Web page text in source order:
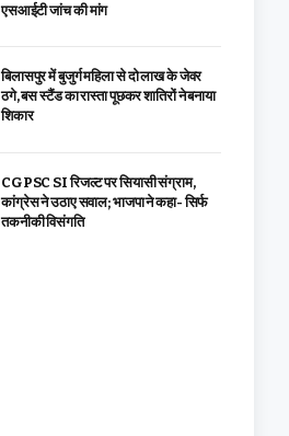
एसआईटी जांच की मांग
बिलासपुर में बुजुर्ग महिला से दो लाख के जेवर
ठगे, बस स्टैंड का रास्ता पूछकर शातिरों ने बनाया
शिकार
CGPSC SI रिजल्ट पर सियासी संग्राम,
कांग्रेस ने उठाए सवाल; भाजपा ने कहा- सिर्फ
तकनीकी विसंगति